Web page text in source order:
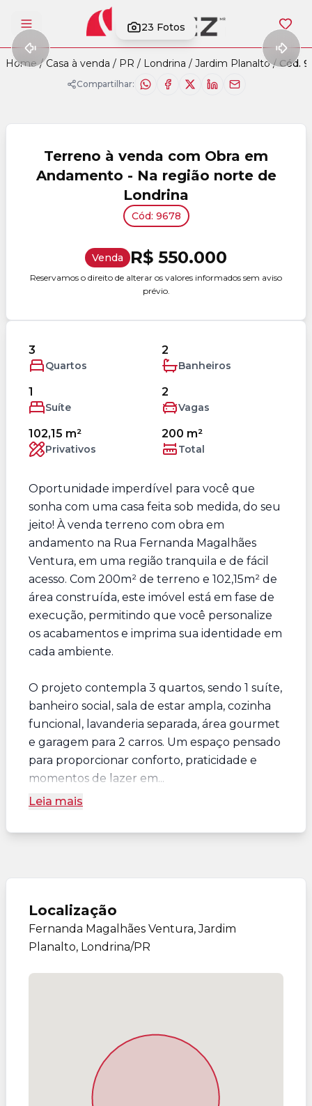
Abrir menu 23 Fotos
Home / Casa à venda / PR / Londrina / Jardim Planalto / Cód.
Compartilhar:
Terreno à venda com Obra em
Andamento - Na região norte de
Londrina
Cód: 9678
Venda R$ 550.000
Reservamos o direito de alterar os valores informados sem aviso
prévio.
3
Quartos
2
Banheiros
1
Suíte
2
Vagas
102,15 m²
Privativos
200 m²
Total
Oportunidade imperdível para você que
sonha com uma casa feita sob medida, do seu
jeito! À venda terreno com obra em
andamento na Rua Fernanda Magalhães
Ventura, em uma região tranquila e de fácil
acesso. Com 200m² de terreno e 102,15m² de
área construída, este imóvel está em fase de
execução, permitindo que você personalize
os acabamentos e imprima sua identidade em
cada ambiente.
O projeto contempla 3 quartos, sendo 1 suíte,
banheiro social, sala de estar ampla, cozinha
funcional, lavanderia separada, área gourmet
e garagem para 2 carros. Um espaço pensado
para proporcionar conforto, praticidade e
momentos de lazer em...
Leia mais
Localização
Fernanda Magalhães Ventura, Jardim
Planalto, Londrina/PR